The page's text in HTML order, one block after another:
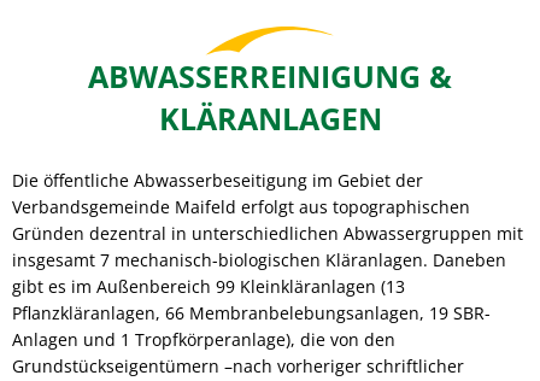
ABWASSERREINIGUNG &
KLÄRANLAGEN
Die öffentliche Abwasserbeseitigung im Gebiet der
Verbandsgemeinde Maifeld erfolgt aus topographischen
Gründen dezentral in unterschiedlichen Abwassergruppen mit
insgesamt 7 mechanisch-biologischen Kläranlagen. Daneben
gibt es im Außenbereich 99 Kleinkläranlagen (13
Pflanzkläranlagen, 66 Membranbelebungsanlagen, 19 SBR-
Anlagen und 1 Tropfkörperanlage), die von den
Grundstückseigentümern –nach vorheriger schriftlicher